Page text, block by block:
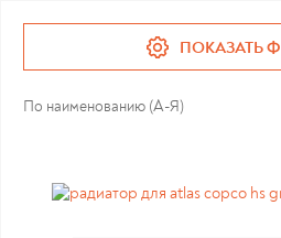
ПОКАЗАТЬ
По наименованию (А-Я)